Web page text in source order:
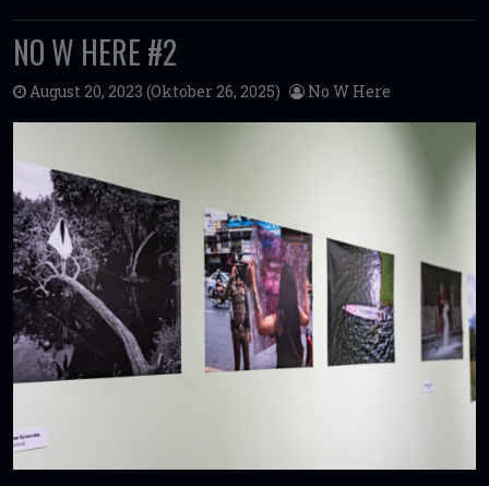
NO W HERE #2
August 20, 2023 (Oktober 26, 2025) No W Here